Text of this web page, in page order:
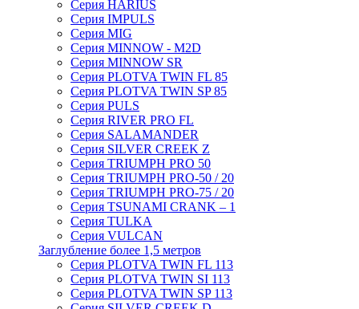
Серия HARIUS
Серия IMPULS
Серия MIG
Серия MINNOW - M2D
Серия MINNOW SR
Серия PLOTVA TWIN FL 85
Серия PLOTVA TWIN SP 85
Серия PULS
Серия RIVER PRO FL
Серия SALAMANDER
Серия SILVER CREEK Z
Серия TRIUMPH PRO 50
Серия TRIUMPH PRO-50 / 20
Серия TRIUMPH PRO-75 / 20
Серия TSUNAMI CRANK – 1
Серия TULKA
Серия VULCAN
Заглубление более 1,5 метров
Серия PLOTVA TWIN FL 113
Серия PLOTVA TWIN SI 113
Серия PLOTVA TWIN SP 113